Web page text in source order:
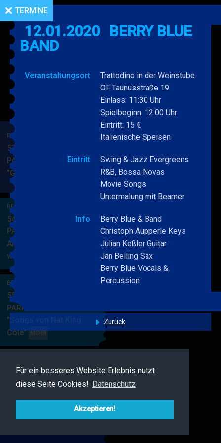
Für ein besseres Website Erlebnis nutzt
diese Seite Cookies! Datenschutz
Akzeptieren!
BERRY BLUE & BAND
53. JAZZ Matinee in den
PARKSIDE STUDIOS
"Gypsy Jazz"
BERRY BLUE & BAND
54. JAZZ Matinee in den
PARKSIDE STUDIOS
American Songbook
wunderbare Musik
BERRY
BLUE
BERRY BLUE & BAND
55. JAZZ Matinee in den
PARKSIDE STUDIOS
"Songs von Nat King
Cole"
MEHRBERRY
BAND
BERRY BLUE & FRIENDS
Live Jazz im MAMPF
&
TERMINE
12.01.2020
BERRY BLUE
BAND
Veranstaltungsort
Trattodino in der Weinstube
OF Taunusstraße 19
Einlass: 11:30 Uhr
Spielbeginn: 12:00 Uhr
Eintritt: 15 €
Italienische Speisen
Eintritt
Swing & Jazz Evergreens
R&B, Bossa Novas
Movie Songs
Untermalung mit Beamer
Info
Berry Blue & Band
Christoph Aupperle Keys
Julian Keßler Guitar
Jan Beiling Sax
Berry Blue Vocals &
Percussion
Zurück